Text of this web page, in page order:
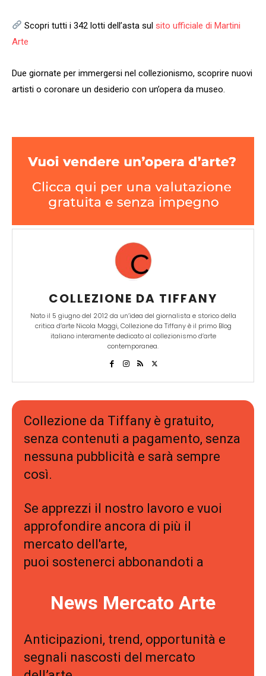
Scopri tutti i 342 lotti dell’asta sul sito ufficiale di Martini
Arte
Due giornate per immergersi nel collezionismo, scoprire nuovi
artisti o coronare un desiderio con un’opera da museo.
COLLEZIONE DA TIFFANY
Nato il 5 giugno del 2012 da un’idea del giornalista e storico della
critica d’arte Nicola Maggi, Collezione da Tiffany è il primo Blog
italiano interamente dedicato al collezionismo d’arte
contemporanea.
Collezione da Tiffany è gratuito,
senza contenuti a pagamento, senza
nessuna pubblicità e sarà sempre
così.
Se apprezzi il nostro lavoro e vuoi
approfondire ancora di più il
mercato dell'arte,
puoi sostenerci abbonandoti a
News Mercato Arte
Anticipazioni, trend, opportunità e
segnali nascosti del mercato